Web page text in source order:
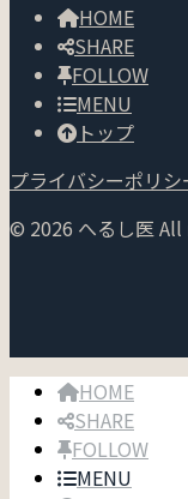
HOME
SHARE
FOLLOW
MENU
トップ
プライバシーポリシ
© 2026 へるし医
HOME
SHARE
FOLLOW
MENU